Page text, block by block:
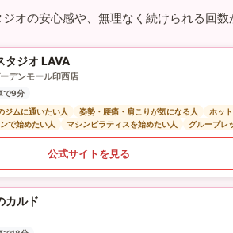
オの安心感や、無理なく続けられる回数
タジオ LAVA
デンモール印西店
で9分
ジムに通いたい人
姿勢・腰痛・肩こりが気になる人 ホッ
で始めたい人
マシンピラティスを始めたい人 グループレ
公式サイトを見る
カルド